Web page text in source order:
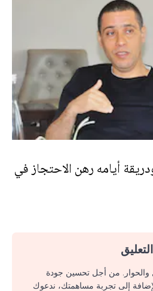
أيامه رهن الاحتجاز في
والحوار. من أجل تحسين جودة
إلى تجربة مساهمتك، ندعوك